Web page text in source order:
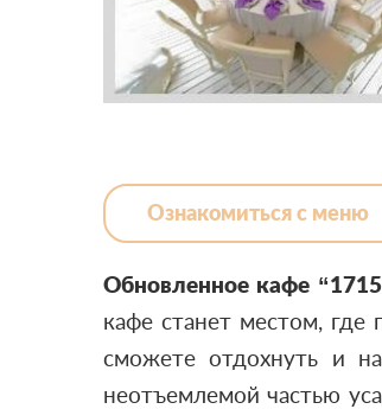
Ознакомиться с меню
Обновленное кафе
кафе станет местом,
сможете отдохнуть и
неотъемлемой частью